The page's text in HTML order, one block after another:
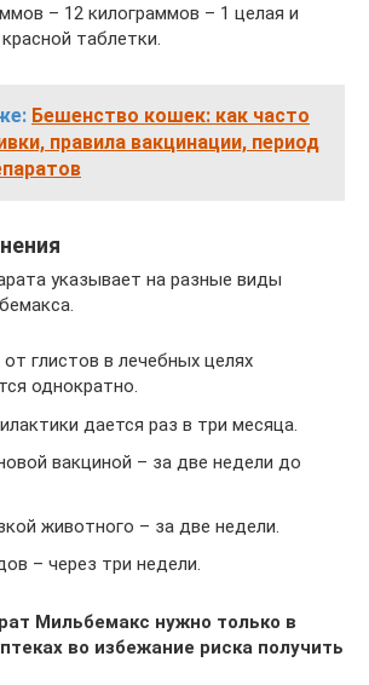
– 12 килограммов – 1 целая и
таблетки.
Бешенство кошек: как часто
правила вакцинации, период
указывает на разные виды
глистов в лечебных целях
однократно.
дается раз в три месяца.
вакциной – за две недели до
животного – за две недели.
– через три недели.
Мильбемакс нужно только в
во избежание риска получить